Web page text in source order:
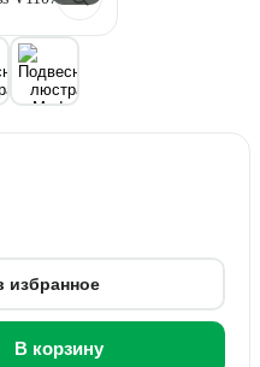
избранное
В корзину